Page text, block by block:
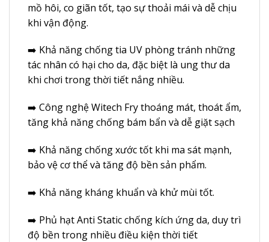
mồ hôi, co giãn tốt, tạo sự thoải mái và dễ chịu
khi vận động.
➡️ Khả năng chống tia UV phòng tránh những
tác nhân có hại cho da, đặc biệt là ung thư da
khi chơi trong thời tiết nắng nhiều.
➡️ Công nghệ Witech Fry thoáng mát, thoát ẩm,
tăng khả năng chống bám bẩn và dễ giặt sạch
➡️ Khả năng chống xước tốt khi ma sát mạnh,
bảo vệ cơ thể và tăng độ bền sản phẩm.
➡️ Khả năng kháng khuẩn và khử mùi tốt.
➡️ Phủ hạt Anti Static chống kích ứng da, duy trì
độ bền trong nhiều điều kiện thời tiết